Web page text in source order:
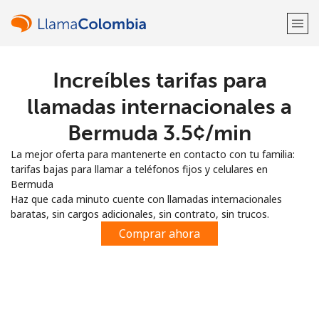
¡Bienvenido!
Regístrate con
o
Increíbles tarifas para
llamadas internacionales a
Bermuda ⁦3.5¢⁩/min
La mejor oferta para mantenerte en contacto con tu familia:
tarifas bajas para llamar a teléfonos fijos y celulares en
Bermuda
Haz que cada minuto cuente con llamadas internacionales
baratas, sin cargos adicionales, sin contrato, sin trucos.
Comprar ahora